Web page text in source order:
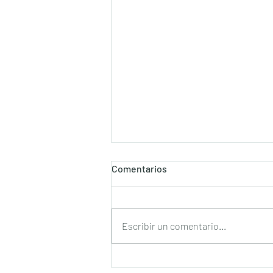
Comentarios
Escribir un comentario...